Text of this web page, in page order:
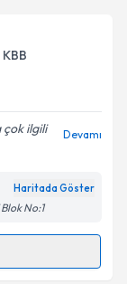
çok ilgili
Devamı
Haritada Göster
No:1